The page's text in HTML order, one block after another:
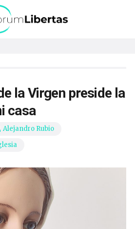
la Virgen preside la
casa
Alejandro Rubio